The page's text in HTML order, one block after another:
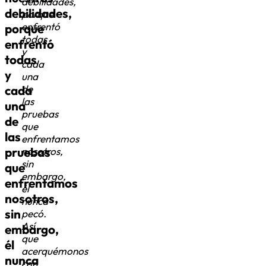
debilidades,
porque
enfrentó
todas
y
cada
una
de
las
pruebas
que
enfrentamos
nosotros,
sin
embargo,
él
nunca
porque
enfrentó
todas
y
cada
una
de
las
pruebas
que
enfrentamos
nosotros,
sin
embargo,
él
nunca
pecó.
Así
que
acerquémonos